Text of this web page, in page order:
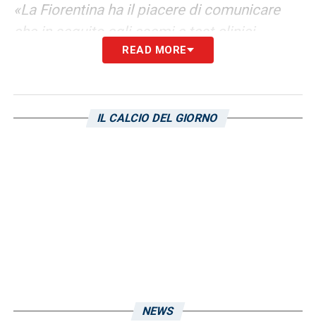
«La Fiorentina ha il piacere di comunicare
che in seguito agli esami e test clinici
effettuati in questi ultimi giorni, i giocatori
Vlahovic sono risultati negativi al Covid 19.
Ringraziamo ancora una volta medici,
READ MORE
IL CALCIO DEL GIORNO
NEWS